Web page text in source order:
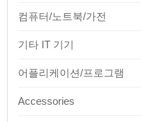
컴퓨터/노트북/가전
기타 IT 기기
어플리케이션/프로그램
Accessories